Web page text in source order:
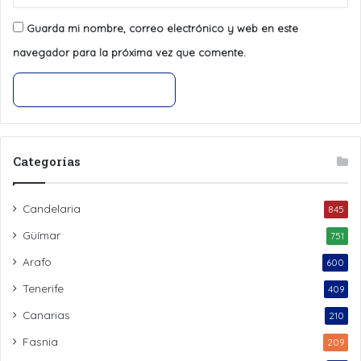
Guarda mi nombre, correo electrónico y web en este
navegador para la próxima vez que comente.
Categorías
Candelaria 845
Güímar 751
Arafo 600
Tenerife 409
Canarias 210
Fasnia 209